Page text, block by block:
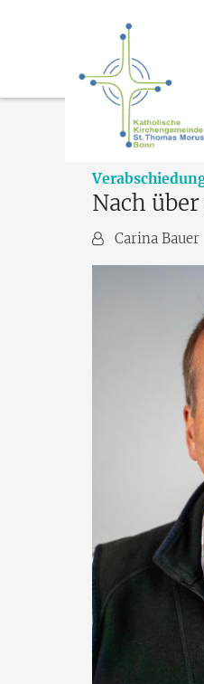
Nach
Von:Carina Bauer